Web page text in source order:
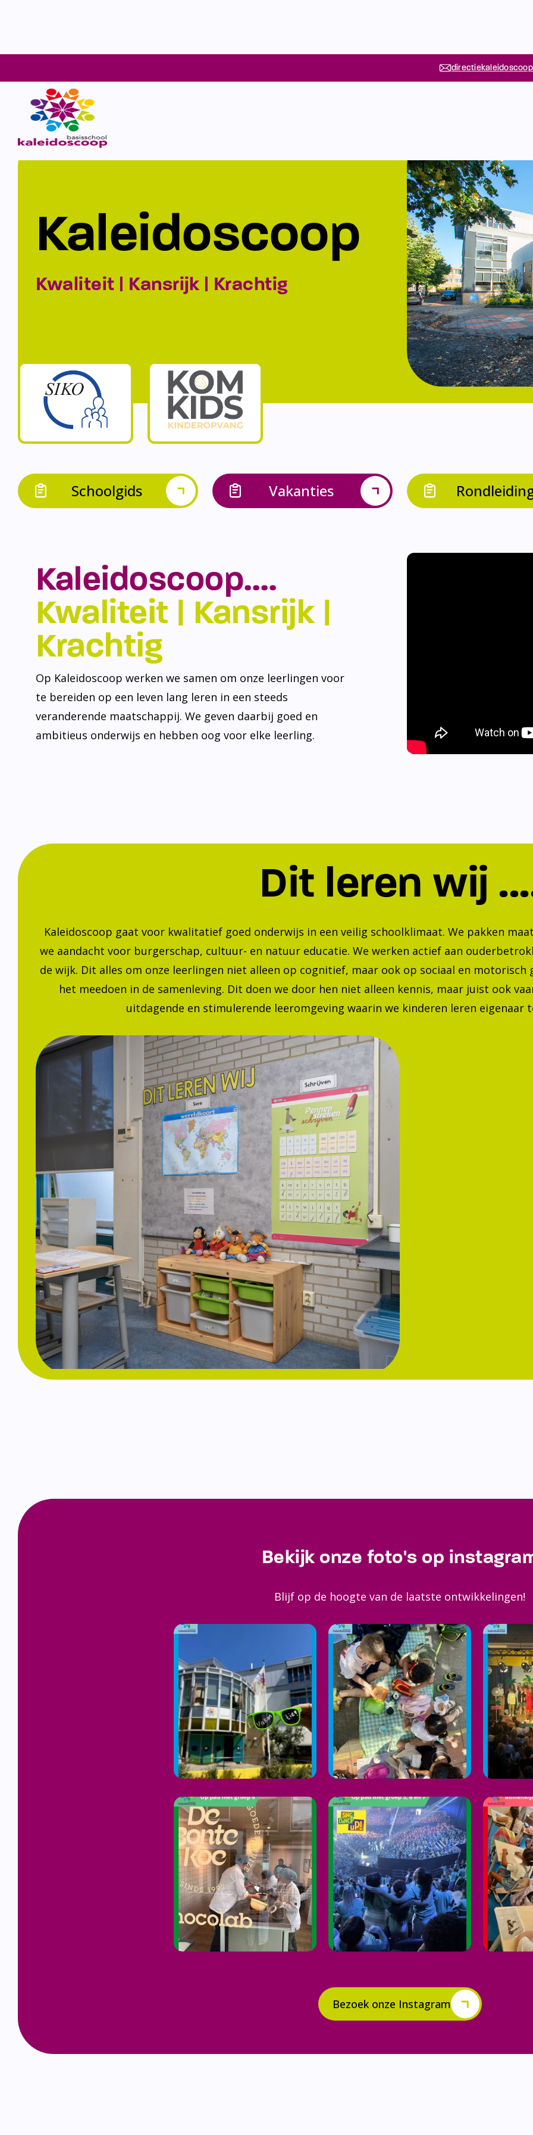
Kaleidoscoop
Kwaliteit | Kansrijk | Krachtig
Schoolgids Vakanties
Kaleidoscoop….
Kwaliteit | Kansrijk |
Krachtig
Op Kaleidoscoop werken we samen om onze leerlingen voor
te bereiden op een leven lang leren in een steeds
veranderende maatschappij. We geven daarbij goed en
ambitieus onderwijs en hebben oog voor elke leerling.
Dit leren wij
Kaleidoscoop gaat voor kwalitatief goed onderwijs in een veilig schoolklimaat. We pakken
we aandacht voor burgerschap, cultuur- en natuur educatie. We werken actief aan
de wijk. Dit alles om onze leerlingen niet alleen op cognitief, maar ook op sociaal en
het meedoen in de samenleving. Dit doen we door hen niet alleen kennis, maar juist ook
uitdagende en stimulerende leeromgeving waarin we kinderen leren eigenaar
Bekijk onze foto's op
Blijf op de hoogte van de laatste ontwikkelingen!
Bezoek onze Instagram